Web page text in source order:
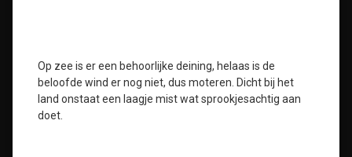
Op zee is er een behoorlijke deining, helaas is de
beloofde wind er nog niet, dus moteren. Dicht bij het
land onstaat een laagje mist wat sprookjesachtig aan
doet.